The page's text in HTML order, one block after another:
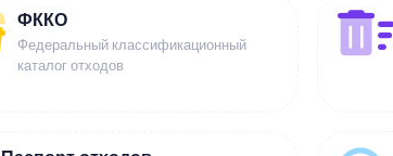
ФККО
Федеральный классификационный
каталог отходов